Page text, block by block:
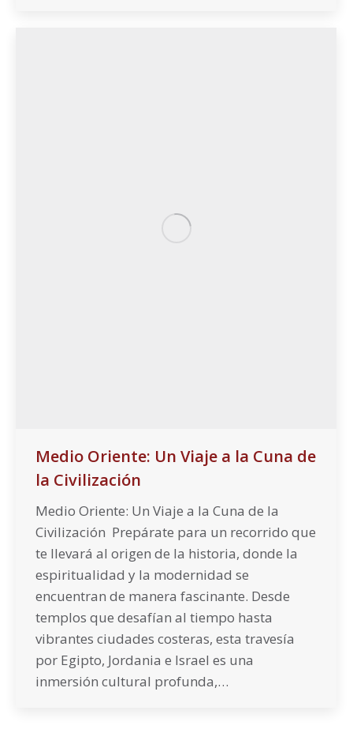
Medio Oriente: Un Viaje a la Cuna de
la Civilización
Medio Oriente: Un Viaje a la Cuna de la
Civilización Prepárate para un recorrido que
te llevará al origen de la historia, donde la
espiritualidad y la modernidad se
encuentran de manera fascinante. Desde
templos que desafían al tiempo hasta
vibrantes ciudades costeras, esta travesía
por Egipto, Jordania e Israel es una
inmersión cultural profunda,…